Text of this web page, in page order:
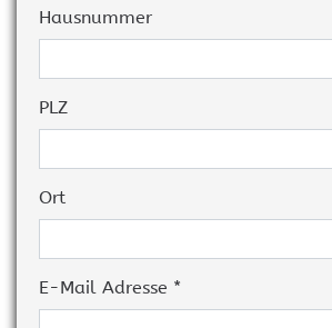
Hausnummer
PLZ
Ort
E-Mail Adresse *